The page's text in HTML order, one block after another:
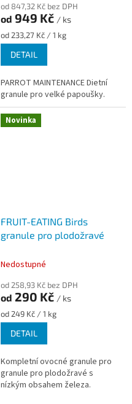
od 847,32 Kč bez DPH
od 949 Kč / ks
Měrná
cena:
od 233,27 Kč / 1 kg
DETAIL
PARROT MAINTENANCE Dietní
granule pro velké papoušky.
Novinka
FRUIT-EATING Birds
granule pro plodožravé
Nedostupné
od 258,93 Kč bez DPH
od 290 Kč / ks
Měrná
cena:
od 249 Kč / 1 kg
DETAIL
Kompletní ovocné granule pro
granule pro plodožravé s
nízkým obsahem železa.